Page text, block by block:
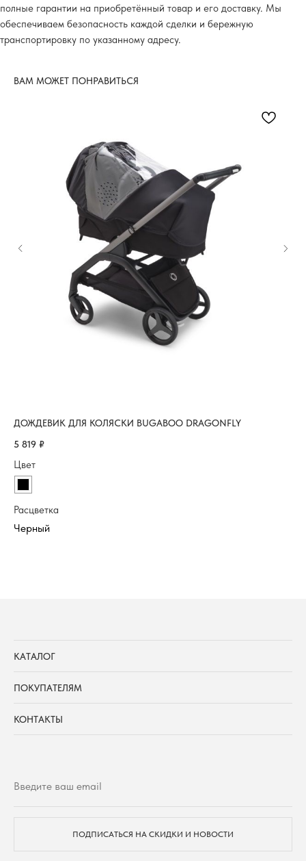
полные гарантии на приобретённый товар и его доставку. Мы
обеспечиваем безопасность каждой сделки и бережную
транспортировку по указанному адресу.
ВАМ МОЖЕТ ПОНРАВИТЬСЯ
ДОЖДЕВИК ДЛЯ КОЛЯСКИ BUGABOO DRAGONFLY
5 819 ₽
Цвет
Расцветка
КАТАЛОГ
ПОКУПАТЕЛЯМ
КОНТАКТЫ
ПОДПИСАТЬСЯ НА СКИДКИ И НОВОСТИ